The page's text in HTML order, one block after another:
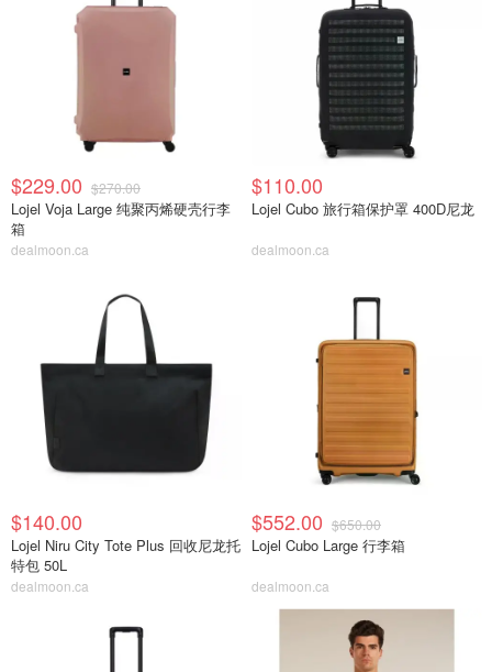
$229.00 $270.00
Lojel Voja Large 纯聚丙烯硬壳行李
箱
dealmoon.ca
$110.00
Lojel Cubo 旅行箱保护罩 400D尼龙
dealmoon.ca
$140.00
Lojel Niru City Tote Plus 回收尼龙托
特包 50L
dealmoon.ca
$552.00 $650.00
Lojel Cubo Large 行李箱
dealmoon.ca